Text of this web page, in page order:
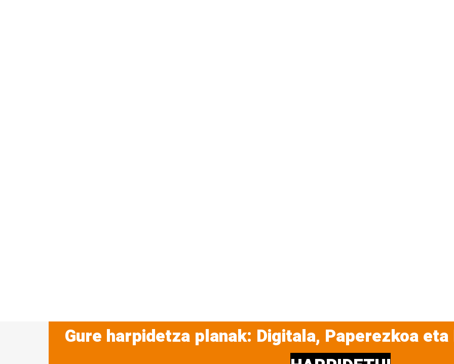
Gure harpidetza planak: Digitala, Paperezkoa